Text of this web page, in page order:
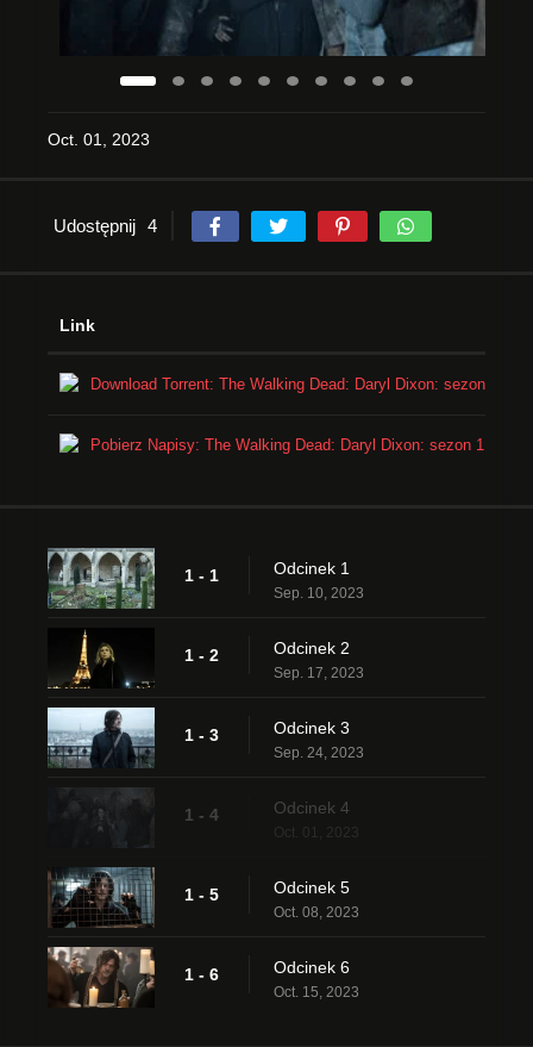
Oct. 01, 2023
Udostępnij 4
Link
Download Torrent: The Walking Dead: Daryl Dixon: sezon 1 odcinek 4
Pobierz Napisy: The Walking Dead: Daryl Dixon: sezon 1 odcinek 4
1 - 1 Odcinek 1
Sep. 10, 2023
1 - 2 Odcinek 2
Sep. 17, 2023
1 - 3 Odcinek 3
Sep. 24, 2023
1 - 4 Odcinek 4
1 - 5 Odcinek 5
Oct. 08, 2023
1 - 6 Odcinek 6
Oct. 15, 2023